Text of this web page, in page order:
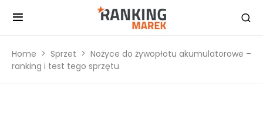
Home Sprzet
Nożyce do żywopłotu akumulatorowe –
ranking i test tego sprzętu